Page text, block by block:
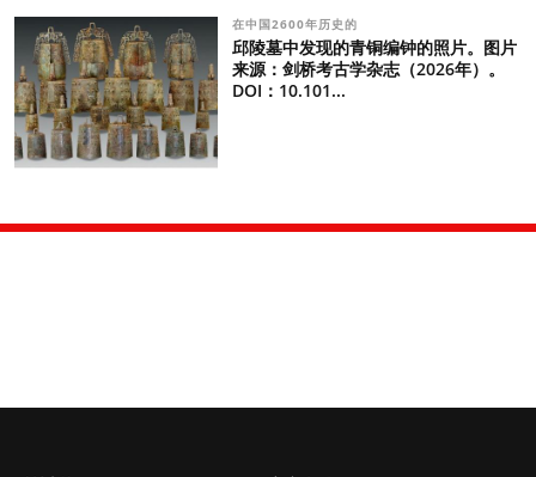
在中国2600年历史的
邱陵墓中发现的青铜编钟的照片。图片
来源：剑桥考古学杂志（2026年）。
DOI：10.101...